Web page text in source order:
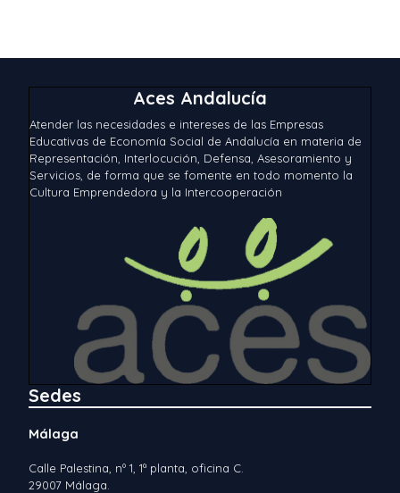
Aces Andalucía
Atender las necesidades e intereses de las Empresas
Educativas de Economía Social de Andalucía en materia de
Representación, Interlocución, Defensa, Asesoramiento y
Servicios, de forma que se fomente en todo momento la
Cultura Emprendedora y la Intercooperación
Sedes
Málaga
Calle Palestina, nº 1, 1ª planta, oficina C.
29007 Málaga.